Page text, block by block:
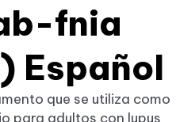
fnia
Español
que se utiliza como
para adultos con lupus